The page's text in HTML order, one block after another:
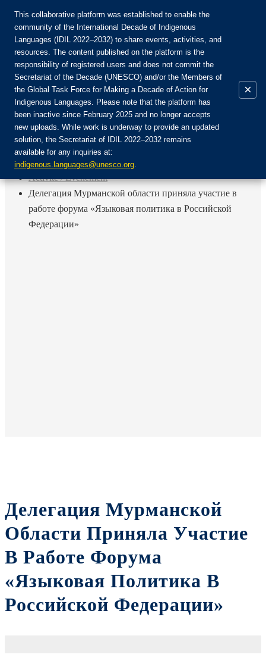
Rejoignez la communauté :
Login
FR
EN
ES
RU
Accueil
Activité / Événement
Делегация Мурманской области приняла участие в
работе форума «Языковая политика в Российской
Федерации»
Делегация Мурманской
Области Приняла Участие
В Работе Форума
«Языковая Политика В
Российской Федерации»
This collaborative platform was established to enable the
community of the International Decade of Indigenous
Languages (IDIL 2022–2032) to share events, activities, and
resources. The content published on the platform is the
responsibility of registered users and does not commit the
Secretariat of the Decade (UNESCO) and/or the Members of
the Global Task Force for Making a Decade of Action for
Indigenous Languages. Please note that the platform has
been inactive since February 2025 and no longer accepts
new uploads. While work is underway to provide an updated
solution, the Secretariat of IDIL 2022–2032 remains
available for any inquiries at:
indigenous.languages@unesco.org.
×